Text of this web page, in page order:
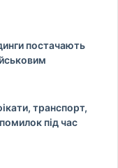
постачають
транспорт,
під час